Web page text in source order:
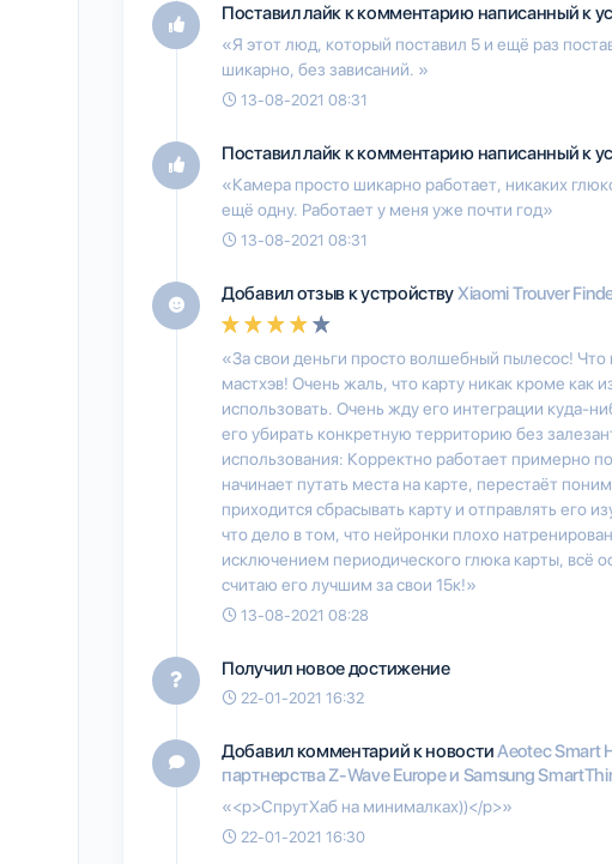
Поставил лайк к комментарию написанный к
«Я этот люд, который поставил 5 и ещё раз
шикарно, без зависаний. »
13-08-2021 08:31
Поставил лайк к комментарию написанный к
«Камера просто шикарно работает, никаких
ещё одну. Работает у меня уже почти год»
13-08-2021 08:31
Добавил отзыв к устройствуXiaomi Trouver
«За свои деньги просто волшебный пылесос! Что
мастхэв! Очень жаль, что карту никак кроме как
использовать. Очень жду его интеграции куда-
его убирать конкретную территорию без
использования: Корректно работает примерно
начинает путать места на карте, перестаёт
приходится сбрасывать карту и отправлять его
что дело в том, что нейронки плохо
исключением периодического глюка карты, всё
считаю его лучшим за свои 15к!»
13-08-2021 08:28
Получил новое достижение
22-01-2021 16:32
Добавил комментарий к новостиAeotec Smart
партнерства Z-Wave Europe и Samsung
«<p>СпрутХаб на минималках))</p>»
22-01-2021 16:30